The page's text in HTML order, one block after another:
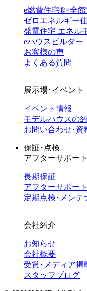
e燃費住宅®︎×全館
ゼロエネルギー
発電住宅 エネル
eハウスビルダー
お客様の声
よくある質問
展示場･イベント
イベント情報
モデルハウスの
お問い合わせ･資
保証･点検
アフターサポート
長期保証
アフターサポート
定期点検･メンテ
会社紹介
お知らせ
会社概要
受賞･メディア掲
スタッフブログ